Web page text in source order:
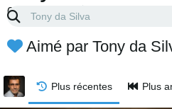
0 ABONNEMENTS
Aimé par Tony da
Plus récentes Plus